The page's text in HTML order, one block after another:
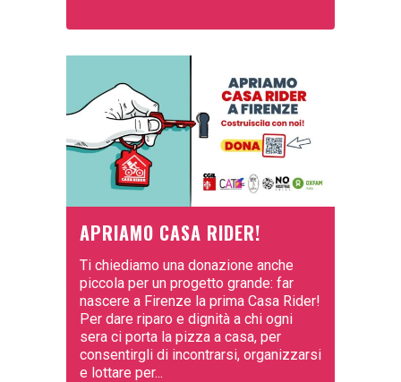
APRIAMO CASA RIDER!
Ti chiediamo una donazione anche
piccola per un progetto grande: far
nascere a Firenze la prima Casa Rider!
Per dare riparo e dignità a chi ogni
sera ci porta la pizza a casa, per
consentirgli di incontrarsi, organizzarsi
e lottare per...